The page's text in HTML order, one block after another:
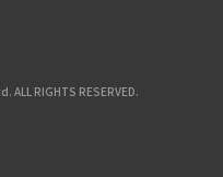
RIGHTS RESERVED.